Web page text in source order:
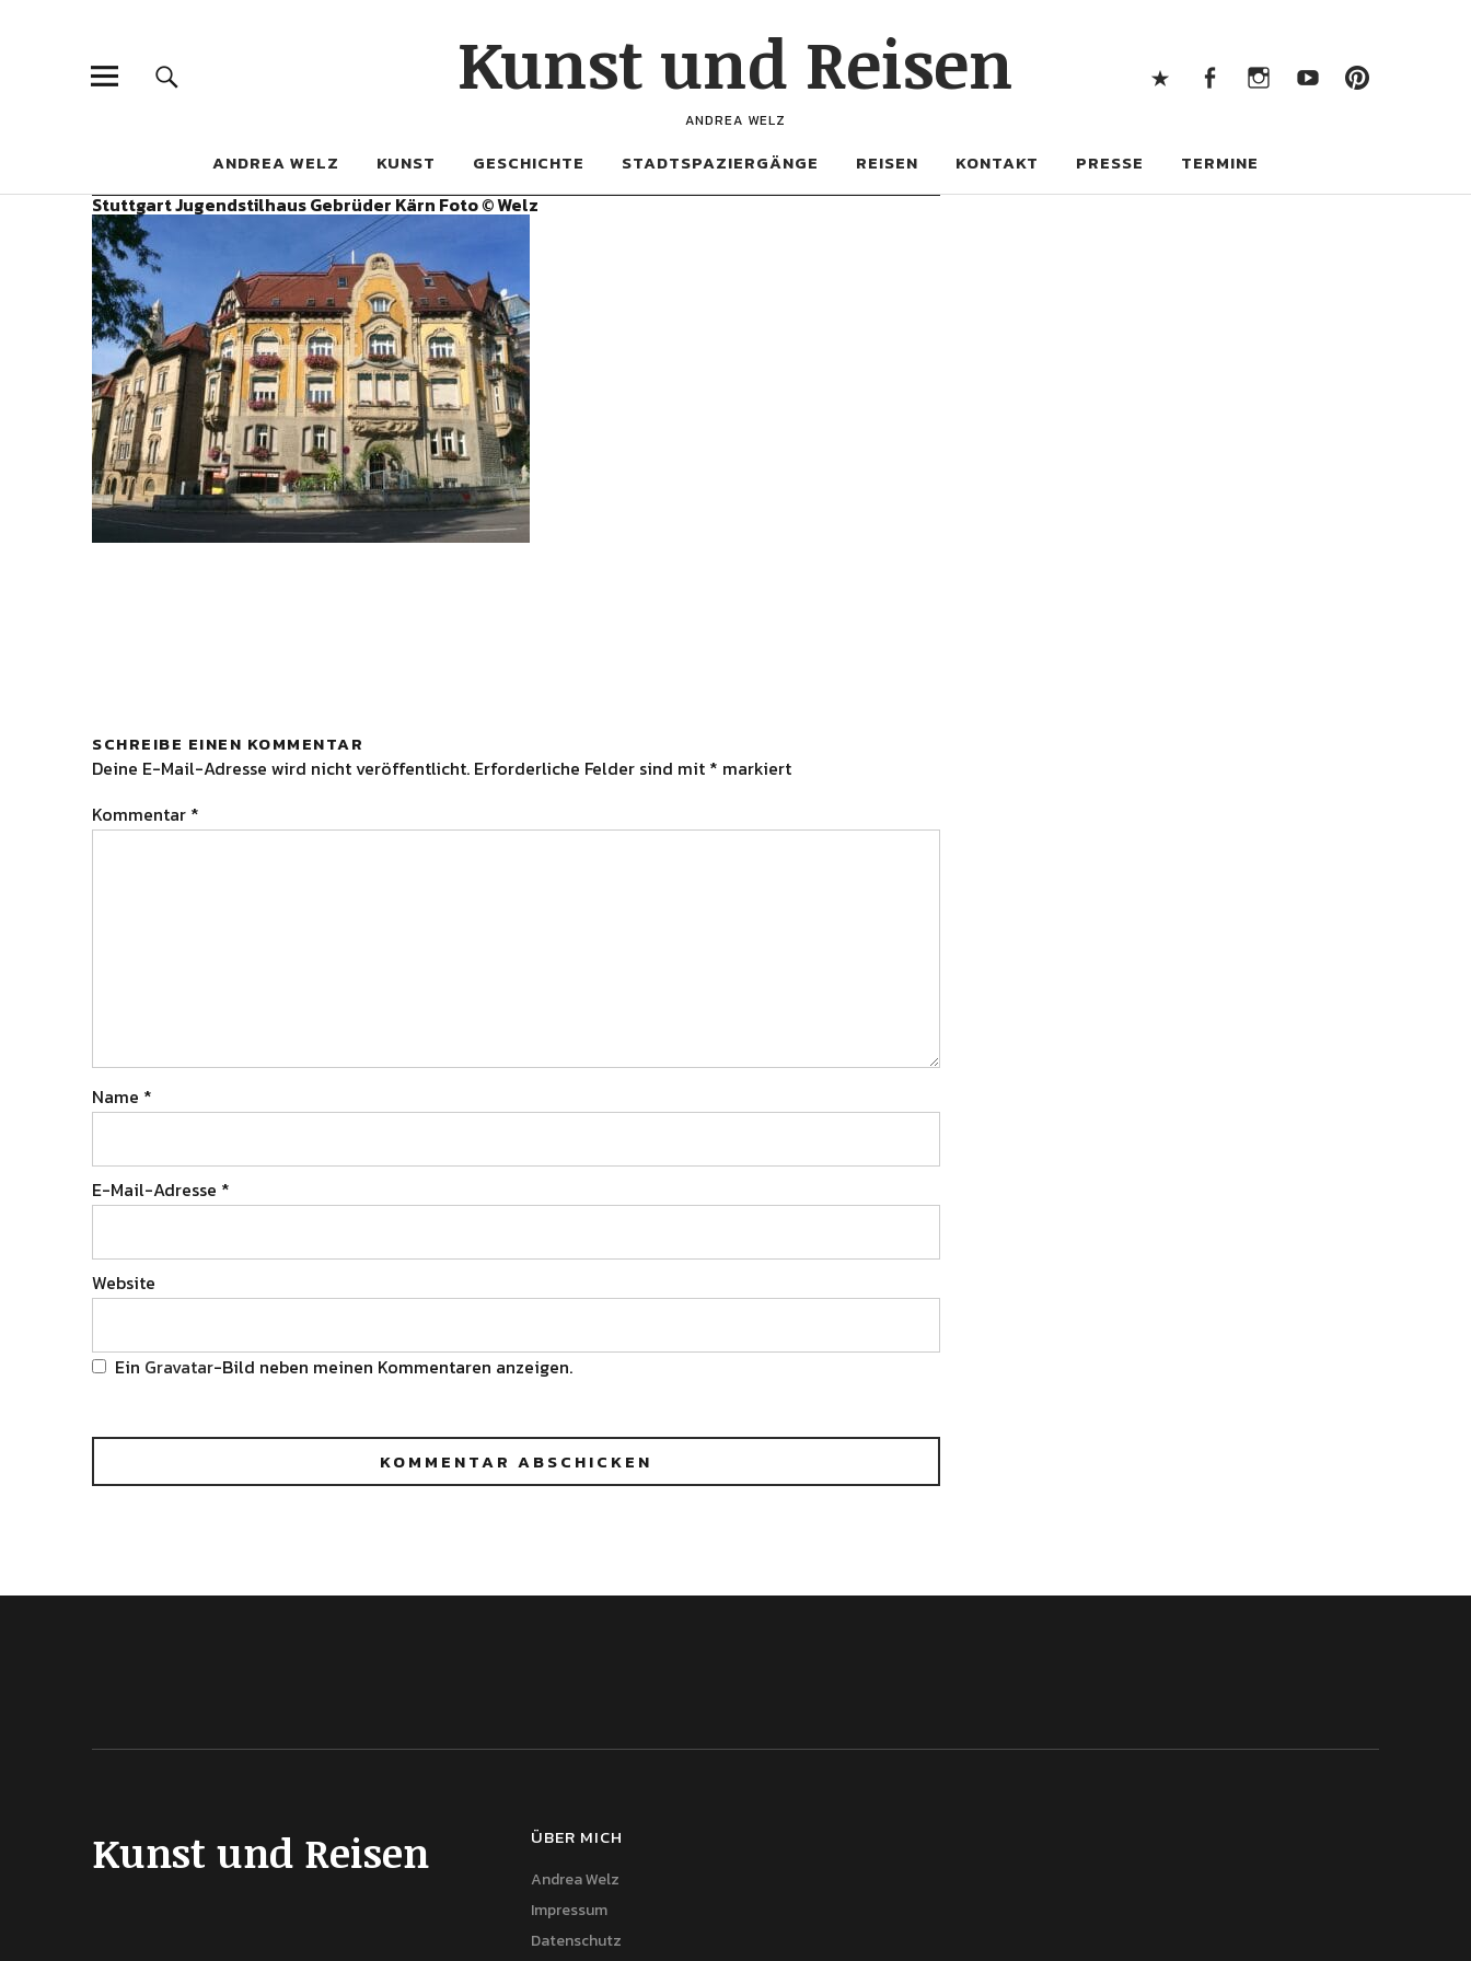
Kunst und Reisen
ANDREA WELZ
ANDREA WELZ KUNST GESCHICHTE STADTSPAZIERGÄNGE REISEN KONTAKT PRESSE TERMINE
Stuttgart Jugendstilhaus Gebrüder Kärn Foto © Welz
SCHREIBE EINEN KOMMENTAR
Deine E-Mail-Adresse wird nicht veröffentlicht. Erforderliche Felder sind mit * markiert
Kommentar *
Name *
E-Mail-Adresse *
Website
Ein Gravatar-Bild neben meinen Kommentaren anzeigen.
Kunst und Reisen ÜBER MICH
Andrea Welz
Impressum
Datenschutz